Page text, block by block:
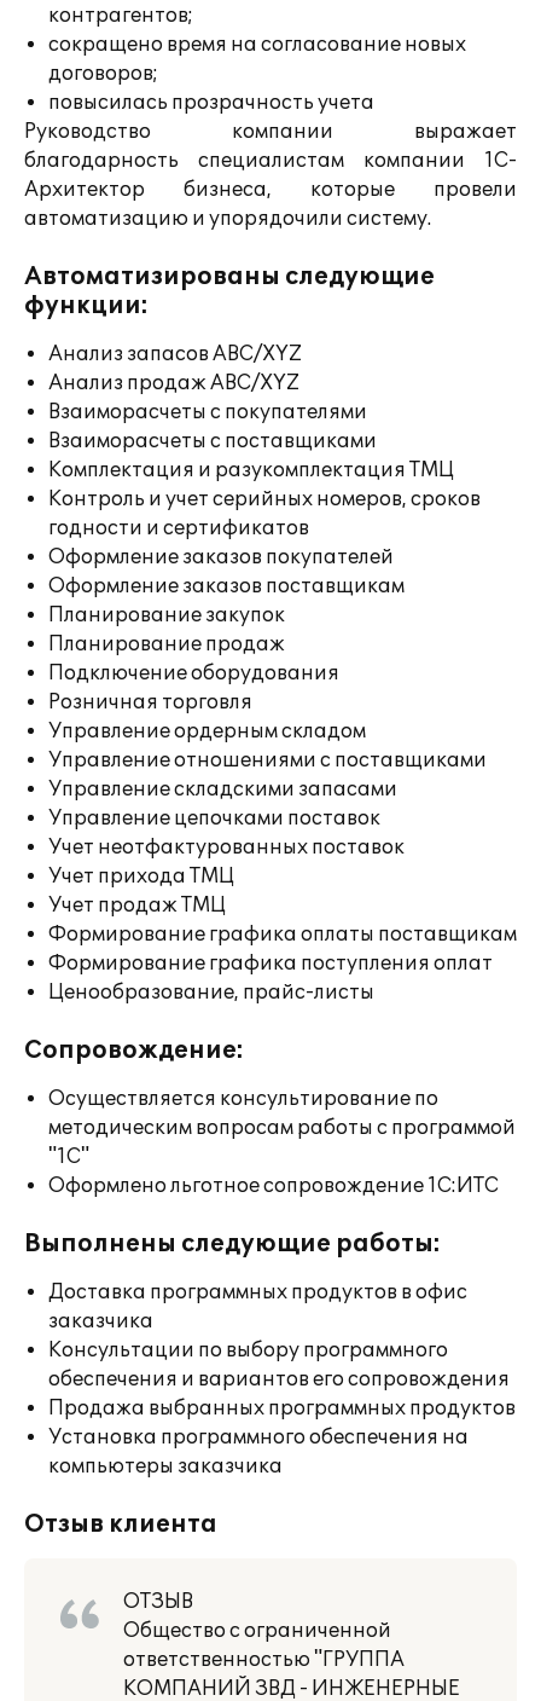
контрагентов;
сокращено время на согласование новых
договоров;
повысилась прозрачность учета
Руководство компании выражает
благодарность специалистам компании 1С-
Архитектор бизнеса, которые провели
автоматизацию и упорядочили систему.
Автоматизированы следующие
функции:
Анализ запасов ABC/XYZ
Анализ продаж ABC/XYZ
Взаиморасчеты с покупателями
Взаиморасчеты с поставщиками
Комплектация и разукомплектация ТМЦ
Контроль и учет серийных номеров, сроков
годности и сертификатов
Оформление заказов покупателей
Оформление заказов поставщикам
Планирование закупок
Планирование продаж
Подключение оборудования
Розничная торговля
Управление ордерным складом
Управление отношениями с поставщиками
Управление складскими запасами
Управление цепочками поставок
Учет неотфактурованных поставок
Учет прихода ТМЦ
Учет продаж ТМЦ
Формирование графика оплаты поставщикам
Формирование графика поступления оплат
Ценообразование, прайс-листы
Сопровождение:
Осуществляется консультирование по
методическим вопросам работы с программой
"1С"
Оформлено льготное сопровождение 1С:ИТС
Выполнены следующие работы:
Доставка программных продуктов в офис
заказчика
Консультации по выбору программного
обеспечения и вариантов его сопровождения
Продажа выбранных программных продуктов
Установка программного обеспечения на
компьютеры заказчика
Отзыв клиента
ОТЗЫВ
Общество с ограниченной
ответственностью "ГРУППА
КОМПАНИЙ ЗВД - ИНЖЕНЕРНЫЕ